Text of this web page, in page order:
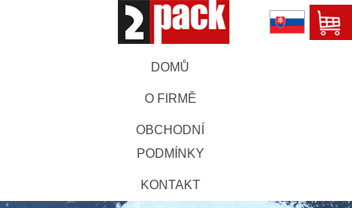
DOMŮ
O FIRMĚ
OBCHODNÍ
PODMÍNKY
KONTAKT